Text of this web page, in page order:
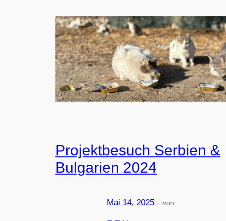
Projektbesuch Serbien &
Bulgarien 2024
Mai 14, 2025—von